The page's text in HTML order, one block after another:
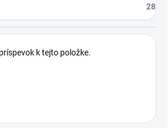
28
k tejto položke.